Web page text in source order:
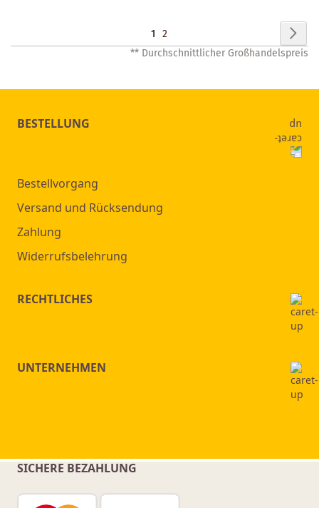
Seite
Sie
lesen
1 Seite
2
** Durchschnittlicher Großhandelspreis
BESTELLUNG
Bestellvorgang
Versand und Rücksendung
Zahlung
Widerrufsbelehrung
RECHTLICHES
UNTERNEHMEN
SICHERE BEZAHLUNG